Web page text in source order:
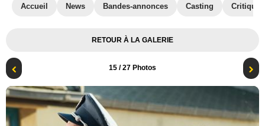
Accueil News Bandes-annonces Casting
RETOUR À LA GALERIE
15 / 27 Photos